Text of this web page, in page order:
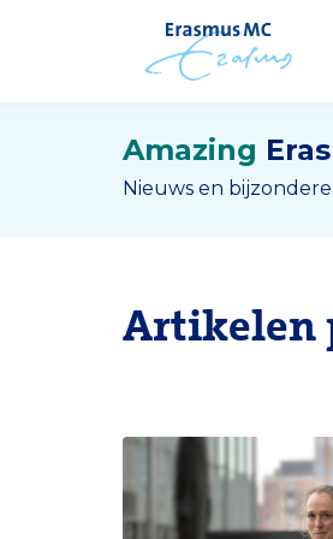
Amazing
Nieuws en
Artikelen